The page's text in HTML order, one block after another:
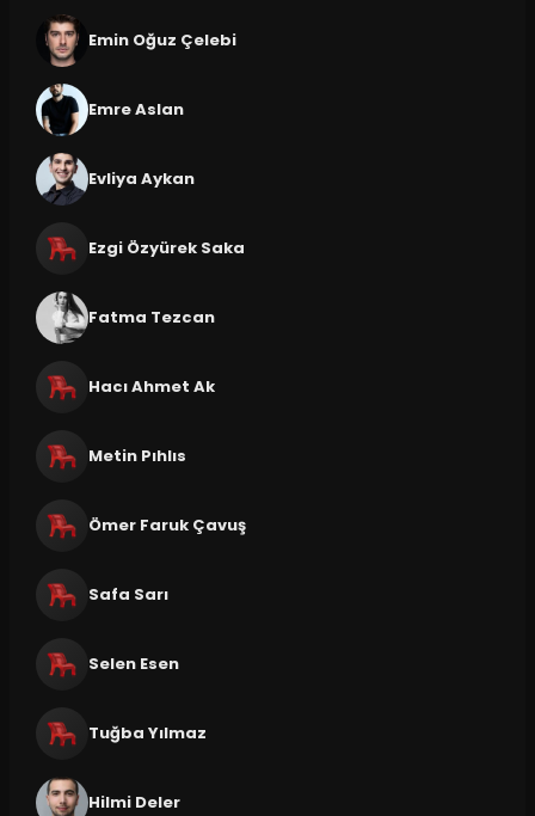
Emin Oğuz Çelebi
Emre Aslan
Evliya Aykan
Ezgi Özyürek Saka
Fatma Tezcan
Hacı Ahmet Ak
Metin Pıhlıs
Ömer Faruk Çavuş
Safa Sarı
Selen Esen
Tuğba Yılmaz
Hilmi Deler